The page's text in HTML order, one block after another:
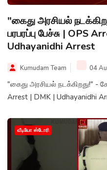
"கைது அரசியல்
பரபரப்பு பேச்சு | OPS
Udhayanidhi Arrest
Kumudam Team 04
"கைது அரசியல் நடக்கிறது!" -
Arrest | DMK | Udhayanidhi
வீடியோ ஸ்டோரி